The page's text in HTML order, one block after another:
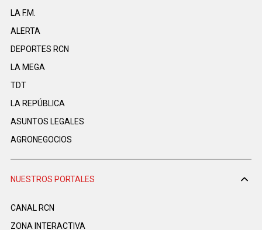
LA F.M.
ALERTA
DEPORTES RCN
LA MEGA
TDT
LA REPÚBLICA
ASUNTOS LEGALES
AGRONEGOCIOS
NUESTROS PORTALES
CANAL RCN
ZONA INTERACTIVA